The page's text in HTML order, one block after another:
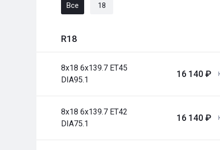
Все 18
R18
8x18 6x139.7 ET45
DIA95.1
16 140 ₽
8x18 6x139.7 ET42
DIA75.1
16 140 ₽